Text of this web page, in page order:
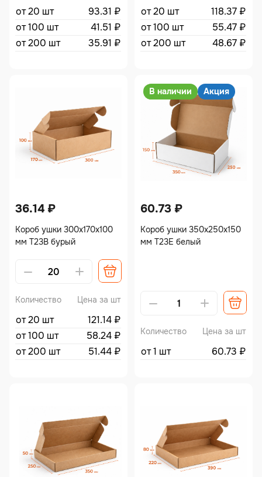
от 20 шт 93.31 ₽
от 100 шт
41.51 ₽
от 200 шт
35.91 ₽
от 20 шт 118.37 ₽
от 100 шт
55.47 ₽
от 200 шт
48.67 ₽
36.14 ₽
Короб ушки 300х170х100
мм Т23В бурый
Alternative:
Количество Цена за шт
от 20 шт 121.14 ₽
от 100 шт
58.24 ₽
от 200 шт
51.44 ₽
В наличии Акция
60.73 ₽
Короб ушки 350х250х150
мм Т23Е белый
Alternative:
Количество Цена за шт
от 1 шт 60.73 ₽